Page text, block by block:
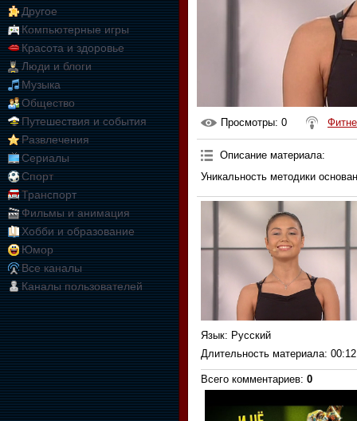
Другое
Компьютерные игры
Красота и здоровье
Люди и блоги
Музыка
Общество
Путешествия и события
Развлечения
Сериалы
Спорт
Транспорт
Фильмы и анимация
Хобби и образование
Юмор
Все каналы
Каналы пользователей
Просмотры: 0
Описание материала:
Уникальность методики
Язык: Русский
Длительность материала:
Всего комментариев: 0